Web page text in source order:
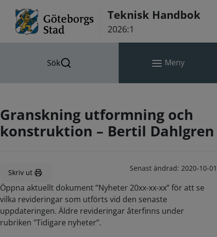
Teknisk Handbok
2026:1
Sök Meny
Granskning utformning och
konstruktion – Bertil Dahlgren
Skriv ut Senast ändrad: 2020-10-01
Öppna aktuellt dokument ”Nyheter 20xx-xx-xx” för att se
vilka revideringar som utförts vid den senaste
uppdateringen. Äldre revideringar återfinns under
rubriken "Tidigare nyheter”.